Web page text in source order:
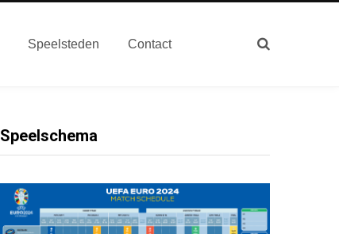
Speelsteden Contact
Speelschema